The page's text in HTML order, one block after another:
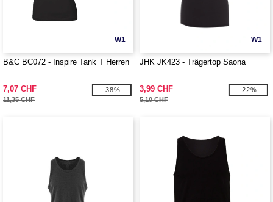
W1
B&C BC072 - Inspire Tank T Herren
7,07 CHF
11,35 CHF
-38%
W1
JHK JK423 - Trägertop Saona
3,99 CHF
5,10 CHF
-22%